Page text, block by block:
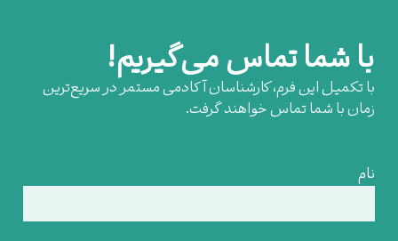
با شما تماس می‌گیریم!
با تکمیل این فرم، کارشناسان آکادمی مستمر در سریع‌ترین
زمان با شما تماس خواهند گرفت.